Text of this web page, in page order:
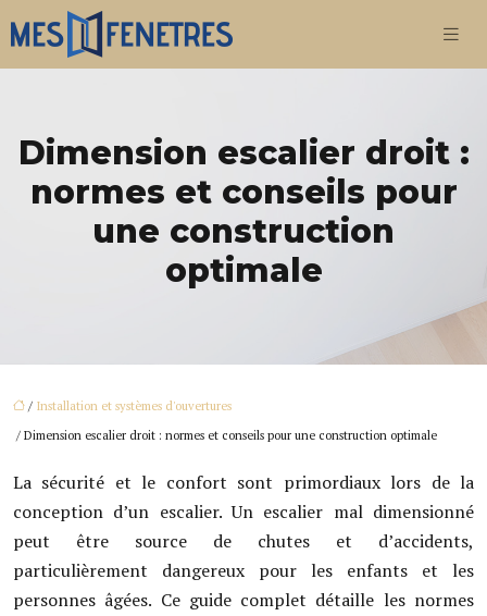
Dimension escalier droit :
normes et conseils pour
une construction
optimale
/ Installation et systèmes d'ouvertures
/ Dimension escalier droit : normes et conseils pour une construction optimale
La sécurité et le confort sont primordiaux lors de la
conception d’un escalier. Un escalier mal dimensionné
peut être source de chutes et d’accidents,
particulièrement dangereux pour les enfants et les
personnes âgées. Ce guide complet détaille les normes